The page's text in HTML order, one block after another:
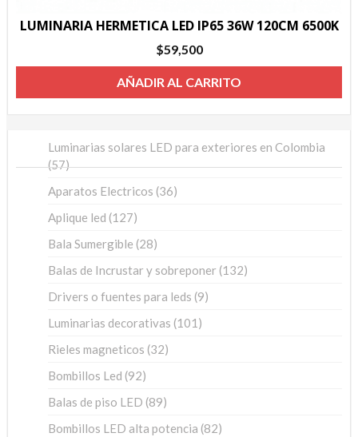
LUMINARIA HERMETICA LED IP65 36W 120CM 6500K
$59,500
AÑADIR AL CARRITO
Luminarias solares LED para exteriores en Colombia
5757
Aparatos Electricos 3636
Aplique led 127127
Bala Sumergible 2828
Balas de Incrustar y sobreponer 132132
Drivers o fuentes para leds 99
Luminarias decorativas 101 101
Rieles magneticos 3232
Bombillos Led 9292
Balas de piso LED 8989
Bombillos LED alta potencia 8282